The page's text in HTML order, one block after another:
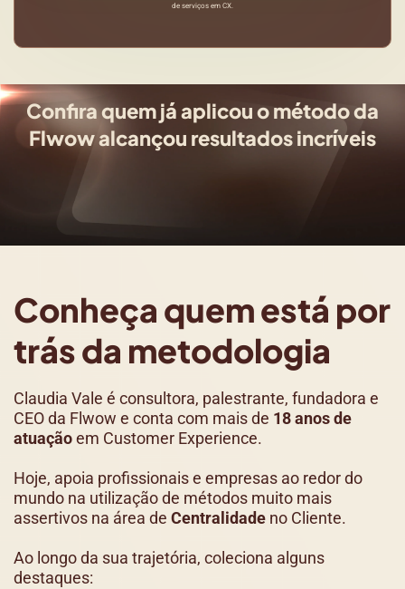
de serviços em CX.
Confira quem já aplicou o método da
Flwow alcançou resultados incríveis
Conheça quem está por
trás da metodologia
Claudia Vale é consultora, palestrante, fundadora e
CEO da Flwow e conta com mais de 18 anos de
atuaçãoem Customer Experience.
Hoje, apoia profissionais e empresas ao redor do
mundo na utilização de métodos muito mais
assertivos na área de Centralidade no Cliente.
Ao longo da sua trajetória, coleciona alguns
destaques: